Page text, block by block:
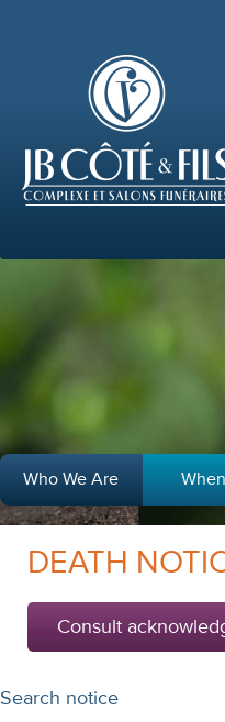
Who We Are
DEATH
Consult
Search notice